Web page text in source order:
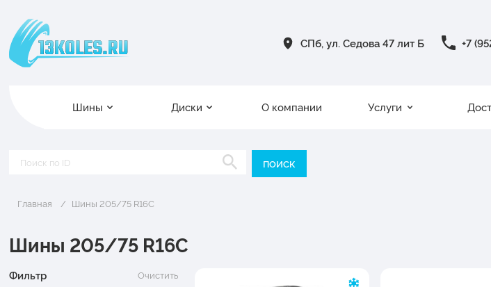
СПб, ул. Седова 47 лит Б +7
Шины Диски О компании Услуги
Главная Шины 205/75 R16C
Шины 205/75 R16C
Фильтр Очистить